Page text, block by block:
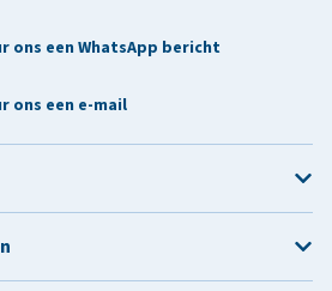
ons een WhatsApp bericht
ons een e-mail